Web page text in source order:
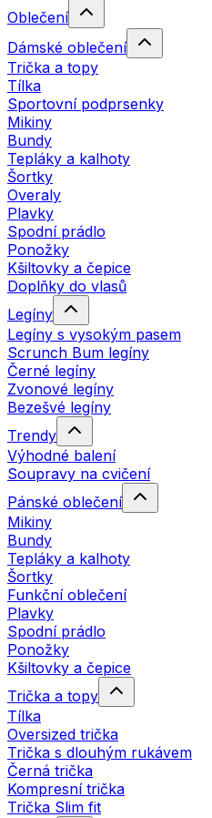
Oblečení
Dámské oblečení
Trička a topy
Tílka
Sportovní podprsenky
Mikiny
Bundy
Tepláky a kalhoty
Šortky
Overaly
Plavky
Spodní prádlo
Ponožky
Kšiltovky a čepice
Doplňky do vlasů
Legíny
Legíny s vysokým pasem
Scrunch Bum legíny
Černé legíny
Zvonové legíny
Bezešvé legíny
Trendy
Výhodné balení
Soupravy na cvičení
Pánské oblečení
Mikiny
Bundy
Tepláky a kalhoty
Šortky
Funkční oblečení
Plavky
Spodní prádlo
Ponožky
Kšiltovky a čepice
Trička a topy
Tílka
Oversized trička
Trička s dlouhým rukávem
Černá trička
Kompresní trička
Trička Slim fit